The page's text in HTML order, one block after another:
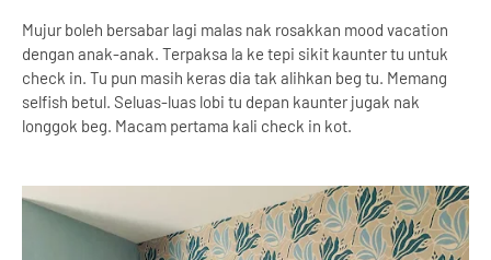
Mujur boleh bersabar lagi malas nak rosakkan mood vacation
dengan anak-anak. Terpaksa la ke tepi sikit kaunter tu untuk
check in. Tu pun masih keras dia tak alihkan beg tu. Memang
selfish betul. Seluas-luas lobi tu depan kaunter jugak nak
longgok beg. Macam pertama kali check in kot.